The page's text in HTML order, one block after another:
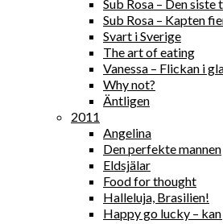
Sub Rosa – Den siste
Sub Rosa – Kapten
Svart i Sverige
The art of eating
Vanessa – Flickan i
Why not?
Äntligen
2011
Angelina
Den perfekte mannen
Eldsjälar
Food for thought
Halleluja, Brasilien!
Happy go lucky –